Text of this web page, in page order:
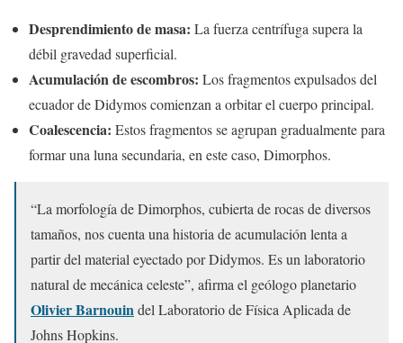
Desprendimiento de masa: La fuerza centrífuga supera la
débil gravedad superficial.
Acumulación de escombros: Los fragmentos expulsados del
ecuador de Didymos comienzan a orbitar el cuerpo principal.
Coalescencia: Estos fragmentos se agrupan gradualmente para
formar una luna secundaria, en este caso, Dimorphos.
“La morfología de Dimorphos, cubierta de rocas de diversos
tamaños, nos cuenta una historia de acumulación lenta a
partir del material eyectado por Didymos. Es un laboratorio
natural de mecánica celeste”, afirma el geólogo planetario
Olivier Barnouindel Laboratorio de Física Aplicada de
Johns Hopkins.